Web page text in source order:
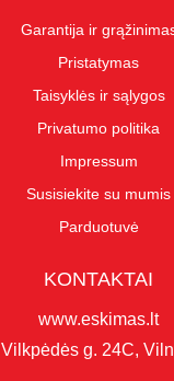
Garantija ir
Pristatymas
Taisyklės ir sąlygos
Privatumo politika
Impressum
Susisiekite su mumis
Parduotuvė
KONTAKTAI
www.eskimas.lt
Vilkpėdės g. 24C,